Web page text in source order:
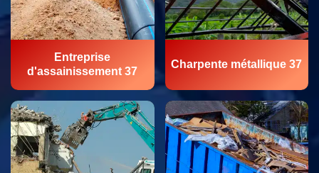
Entreprise
d'assainissement 37
Charpente métallique 37